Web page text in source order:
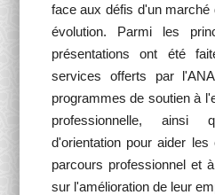
face aux défis d'un
évolution. Parmi les
présentations ont été
services offerts par
programmes de soutien à
professionnelle, ainsi
d'orientation pour aider
parcours professionnel et
sur l'amélioration de leur